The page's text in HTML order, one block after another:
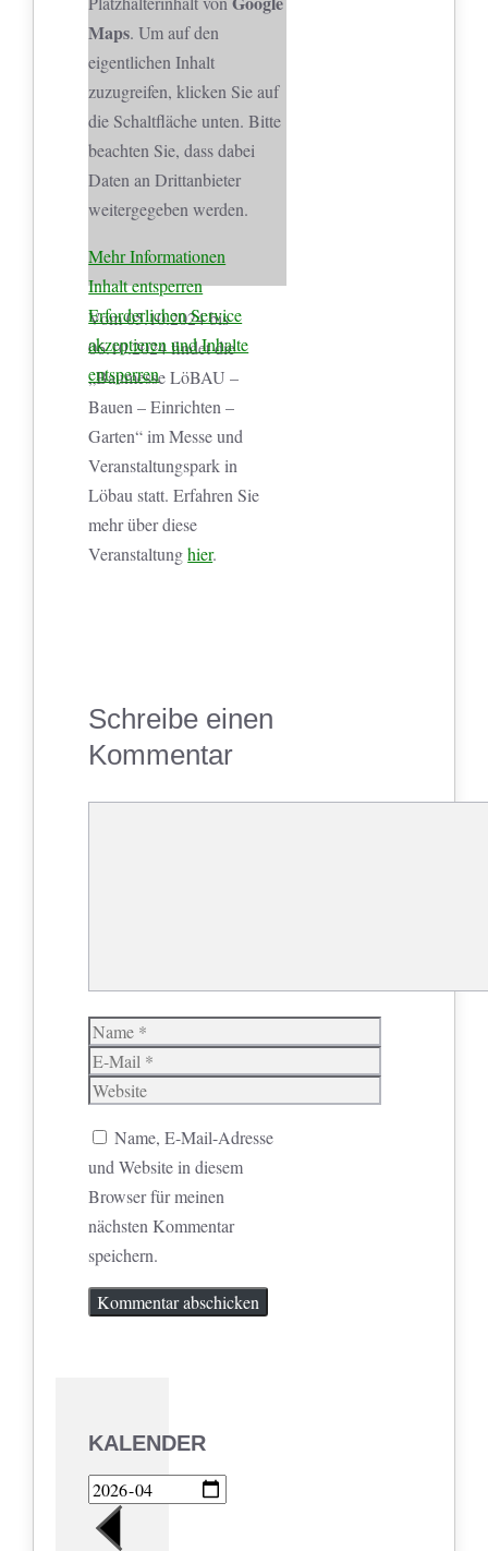
Maps. Um auf den
eigentlichen Inhalt
zuzugreifen, klicken Sie auf
die Schaltfläche unten. Bitte
beachten Sie, dass dabei
Daten an Drittanbieter
weitergegeben werden.
Mehr Informationen
Inhalt entsperren
Erforderlichen Service
akzeptieren und Inhalte
entsperren
Vom 05.10.2024 bis
06.10.2024 findet die
„Baumesse LöBAU –
Bauen – Einrichten –
Garten“ im Messe und
Veranstaltungspark in
Löbau statt. Erfahren Sie
mehr über diese
Veranstaltunghier.
Schreibe einen
Kommentar
Name
E-
Mail
Website
Name, E-Mail-Adresse
und Website in diesem
Browser für meinen
nächsten Kommentar
speichern.
KALENDER